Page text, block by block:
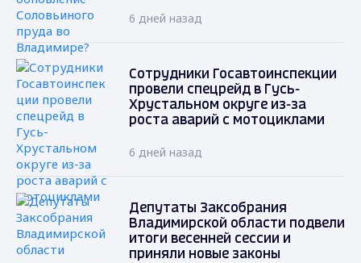
6 дней назад
Сотрудники Госавтоинспекции
провели спецрейд в Гусь-
Хрустальном округе из-за
роста аварий с мотоциклами
6 дней назад
Депутаты Заксобрания
Владимирской области подвели
итоги весенней сессии и
приняли новые законы